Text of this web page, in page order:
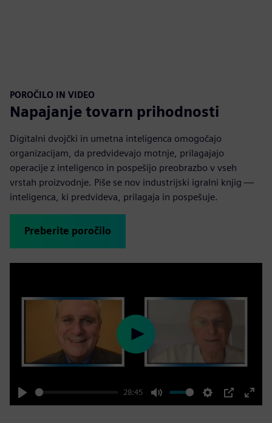
POROČILO IN VIDEO
Napajanje tovarn prihodnosti
Digitalni dvojčki in umetna inteligenca omogočajo
organizacijam, da predvidevajo motnje, prilagajajo
operacije z inteligenco in pospešijo preobrazbo v vseh
vrstah proizvodnje. Piše se nov industrijski igralni knjig —
inteligenca, ki predvideva, prilagaja in pospešuje.
Preberite poročilo
Play
28:45
Mute Settings
PIP
Enter
Play